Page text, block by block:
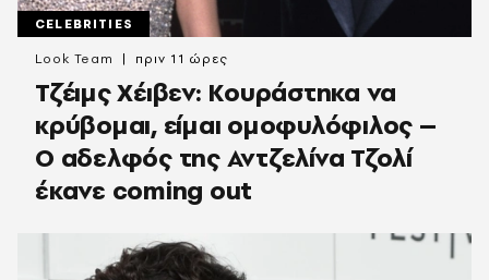
CELEBRITIES
Τζέιμς Χέιβεν: Κουράστηκα να
κρύβομαι, είμαι ομοφυλόφιλος –
Ο αδελφός της Αντζελίνα Τζολί
έκανε coming out
Look Team πριν 11 ώρες